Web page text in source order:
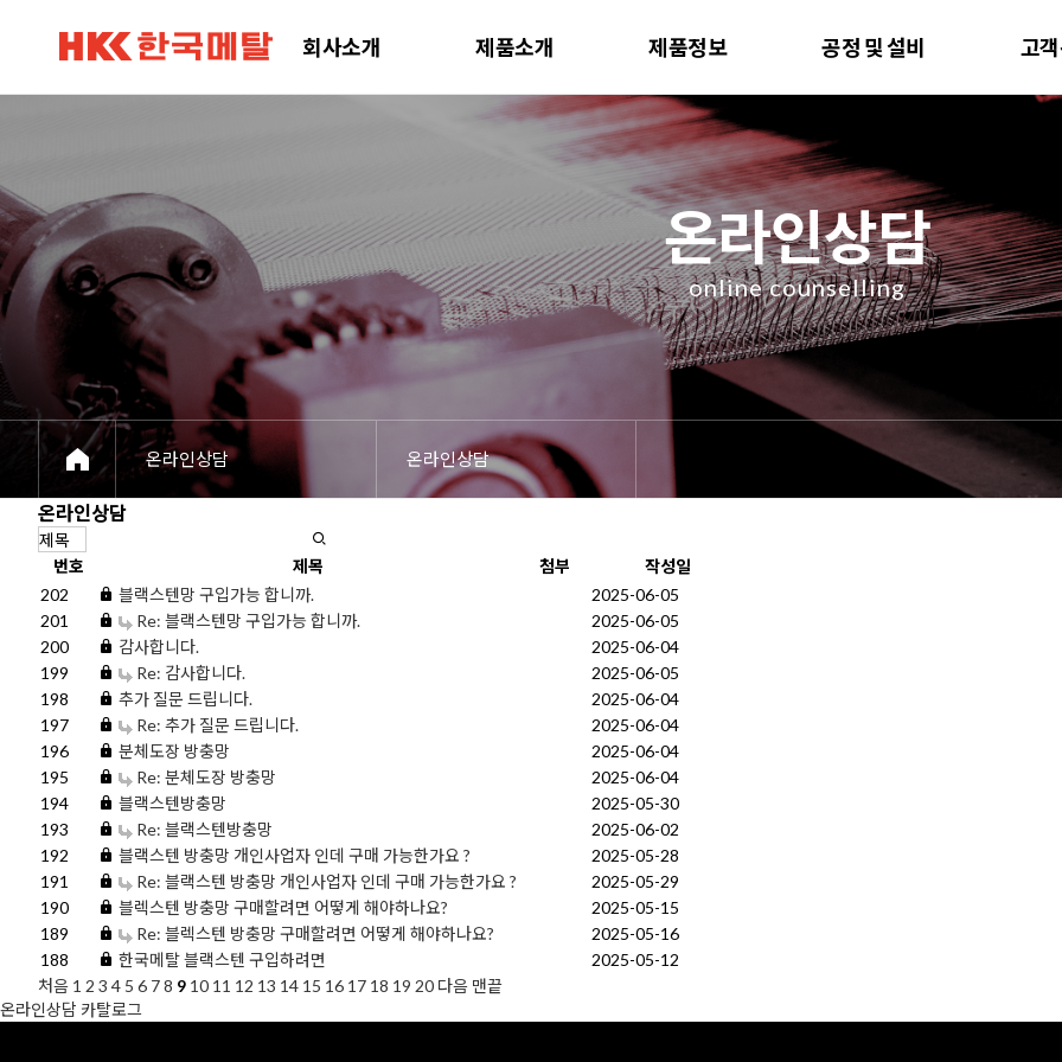
회사소개 제품소개 제품정보 공정 및 설비 고
온라인상담
온라인상담
온라인상담
공정 및 설비
온라인상담
온라인상담
온라인상담
online counselling
온라인상담 온라인상담
온라인상담
번호 제목 첨부
작성일
202
블랙스텐망 구입가능 합니까.
2025-06-05
201
Re: 블랙스텐망 구입가능 합니까.
2025-06-05
200
감사합니다.
2025-06-04
199
Re: 감사합니다.
2025-06-05
198
추가 질문 드립니다.
2025-06-04
197
Re: 추가 질문 드립니다.
2025-06-04
196
분체도장 방충망
2025-06-04
195
Re: 분체도장 방충망
2025-06-04
194
블랙스텐방충망
2025-05-30
193
Re: 블랙스텐방충망
2025-06-02
192
블랙스텐 방충망 개인사업자 인데 구매 가능한가요 ?
2025-05-28
191
Re: 블랙스텐 방충망 개인사업자 인데 구매 가능한가요 ?
2025-05-29
190
블렉스텐 방충망 구매할려면 어떻게 해야하나요?
2025-05-15
189
Re: 블렉스텐 방충망 구매할려면 어떻게 해야하나요?
2025-05-16
188
한국메탈 블랙스텐 구입하려면
2025-05-12
처음 1 2 3 4 5 6 78 9 10 11 12 13 14 15 16 17 18 19 20 다음 맨끝
온라인상담 카탈로그